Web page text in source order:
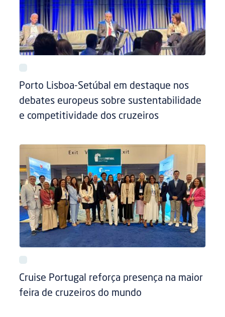
Porto Lisboa-Setúbal em destaque nos
debates europeus sobre sustentabilidade
e competitividade dos cruzeiros
Cruise Portugal reforça presença na maior
feira de cruzeiros do mundo